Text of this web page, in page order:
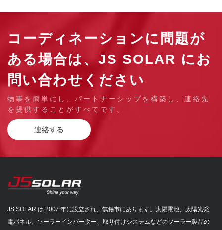
コーディネーションに問題が
ある場合は、JS SOLAR にお
問い合わせください
物事を簡単にし、パートナーシップを構築し、連絡先
を提供することがすべてです。
連絡する
JS SOLAR は 2007 年に設立され、無錫市にあります。太陽電池、太陽光発
電パネル、ソーラーインバーター、取り付けシステムなどのソーラー製品の